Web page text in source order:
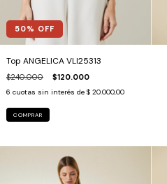
50% OFF
Top ANGELICA VLI25313
$240.000 $120.000
6 cuotas sin interés de $ 20.000,00
COMPRAR